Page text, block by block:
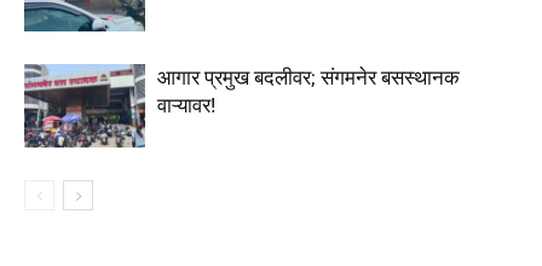
आगार प्रमुख बदलीवर; संगमनेर बसस्थानक
वाऱ्यावर!